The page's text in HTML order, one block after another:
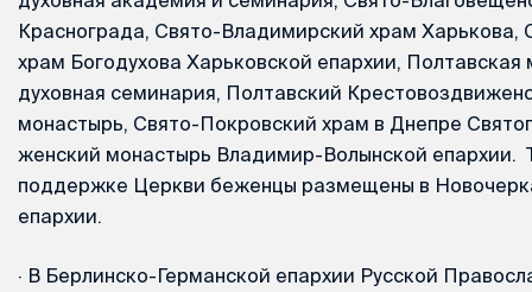
Краснограда, Свято-Владимирский храм Харькова,
храм Богодухова Харьковской епархии, Полтавская
духовная семинария, Полтавский
монастырь, Свято-Покровский храм в Днепре
женский монастырь Владимир-Волынской епархии.
поддержке Церкви беженцы размещены в
епархии.
· В Берлинско-Германской епархии Русской